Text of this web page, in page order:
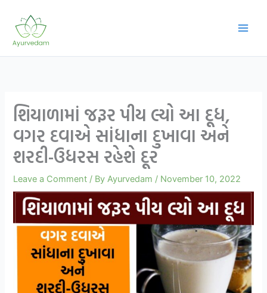
content
શિયાળામાં જરૂર પીય લ્યો આ દૂધ,
વગર દવાએ સાંધાના દુખાવા અને
શરદી-ઉધરસ રહેશે દૂર
Leave a Comment / ByAyurvedam / November 10, 2022